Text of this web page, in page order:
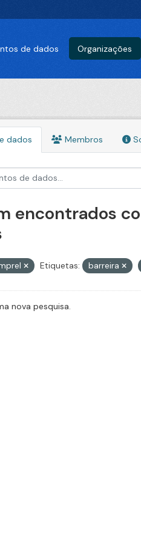
de dados Organizações
dados Membros
encontrados
Etiquetas: barreira
nova pesquisa.